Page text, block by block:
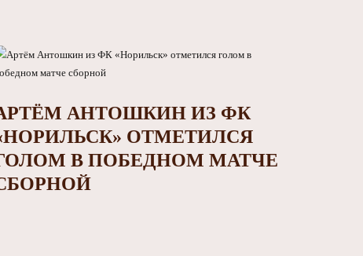
АНТОШКИН ИЗ ФК
ОТМЕТИЛСЯ
В ПОБЕДНОМ МАТЧЕ